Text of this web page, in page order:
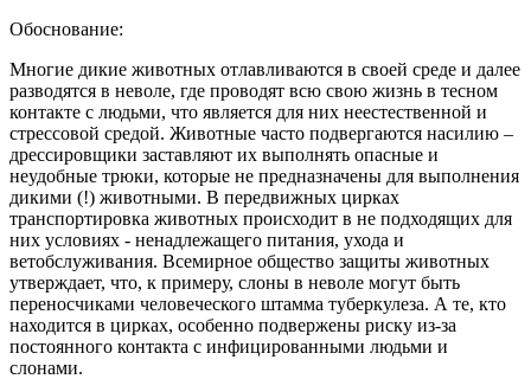
Обоснование:
Многие дикие животных отлавливаются в своей среде и далее
разводятся в неволе, где проводят всю свою жизнь в тесном
контакте с людьми, что является для них неестественной и
стрессовой средой. Животные часто подвергаются насилию –
дрессировщики заставляют их выполнять опасные и
неудобные трюки, которые не предназначены для выполнения
дикими (!) животными. В передвижных цирках
транспортировка животных происходит в не подходящих для
них условиях - ненадлежащего питания, ухода и
ветобслуживания. Всемирное общество защиты животных
утверждает, что, к примеру, слоны в неволе могут быть
переносчиками человеческого штамма туберкулеза. А те, кто
находится в цирках, особенно подвержены риску из-за
постоянного контакта с инфицированными людьми и
слонами.